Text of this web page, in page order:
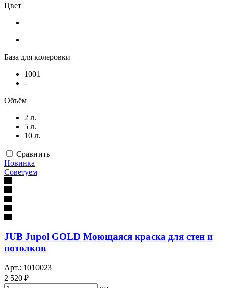
Цвет
База для колеровки
1001
-
Объём
2 л.
5 л.
10 л.
Сравнить
Новинка
Советуем
JUB Jupol GOLD Моющаяся краска для стен и
потолков
Арт.: 1010023
2 520 ₽